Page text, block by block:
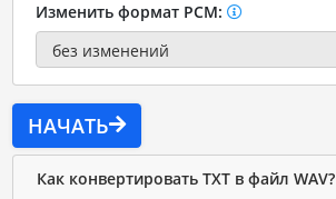
Изменить формат PCM:
НАЧАТЬ
Как конвертировать TXT в файл WAV?